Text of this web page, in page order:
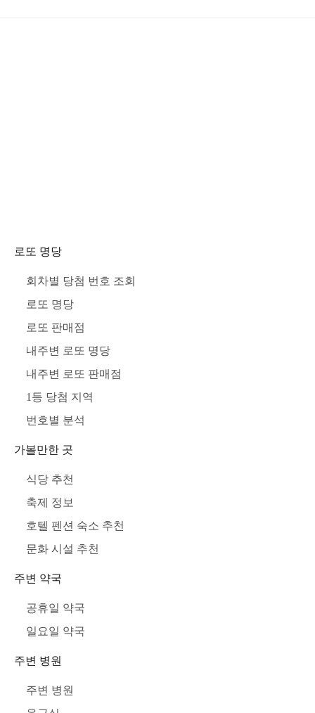
로또 명당
회차별 당첨 번호 조회
로또 명당
로또 판매점
내주변 로또 명당
내주변 로또 판매점
1등 당첨 지역
번호별 분석
가볼만한 곳
식당 추천
축제 정보
호텔 펜션 숙소 추천
문화 시설 추천
주변 약국
공휴일 약국
일요일 약국
주변 병원
주변 병원